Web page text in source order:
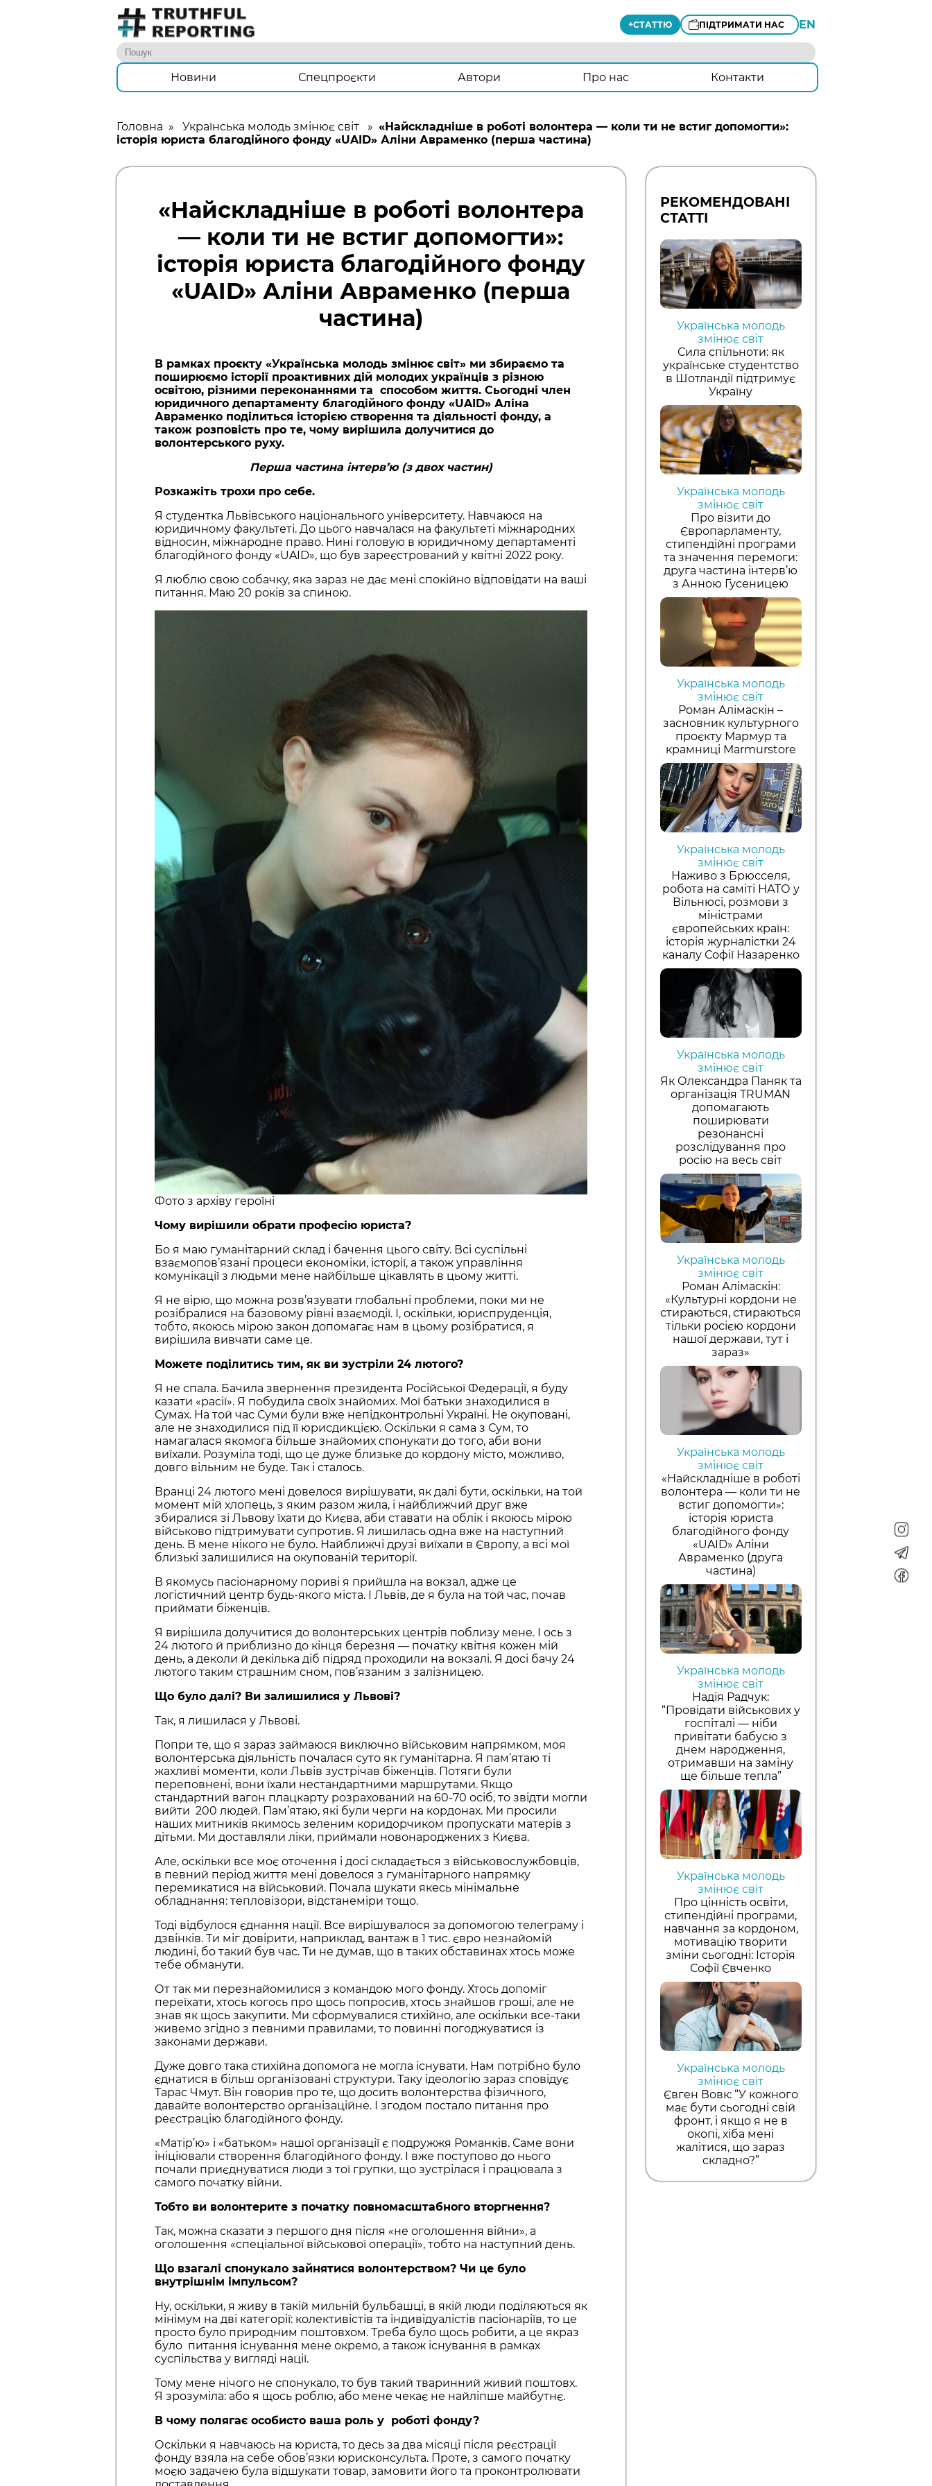
+СТАТТЮ ПІДТРИМАТИ НАС EN
Новини Спецпроєкти Автори Про нас Контакти
Головна » Українська молодь змінює світ » «Найскладніше в роботі волонтера — коли ти не встиг допомогти»:
історія юриста благодійного фонду «UAID» Аліни Авраменко (перша частина)
«Найскладніше в роботі волонтера
— коли ти не встиг допомогти»:
історія юриста благодійного фонду
«UAID» Аліни Авраменко (перша
частина)
В рамках проєкту «Українська молодь змінює світ» ми збираємо та
поширюємо історії проактивних дій молодих українців з різною
освітою, різними переконаннями та способом життя. Сьогодні член
юридичного департаменту благодійного фонду «UAID» Аліна
Авраменко поділиться історією створення та діяльності фонду, а
також розповість про те, чому вирішила долучитися до
волонтерського руху.
Перша частина інтерв’ю (з двох частин)
Розкажіть трохи про себе.
Я студентка Львівського національного університету. Навчаюся на
юридичному факультеті. До цього навчалася на факультеті міжнародних
відносин, міжнародне право. Нині головую в юридичному департаменті
благодійного фонду «UAID», що був зареєстрований у квітні 2022 року.
Я люблю свою собачку, яка зараз не дає мені спокійно відповідати на ваші
питання. Маю 20 років за спиною.
Фото з архіву героїні
Чому вирішили обрати професію юриста?
Бо я маю гуманітарний склад і бачення цього світу. Всі суспільні
взаємопов’язані процеси економіки, історії, а також управління
комунікації з людьми мене найбільше цікавлять в цьому житті.
Я не вірю, що можна розв’язувати глобальні проблеми, поки ми не
розібралися на базовому рівні взаємодії. І, оскільки, юриспруденція,
тобто, якоюсь мірою закон допомагає нам в цьому розібратися, я
вирішила вивчати саме це.
Можете поділитись тим, як ви зустріли 24 лютого?
Я не спала. Бачила звернення президента Російської Федерації, я буду
казати «расії». Я побудила своїх знайомих. Мої батьки знаходилися в
Сумах. На той час Суми були вже непідконтрольні Україні. Не окуповані,
але не знаходилися під її юрисдикцією. Оскільки я сама з Сум, то
намагалася якомога більше знайомих спонукати до того, аби вони
виїхали. Розуміла тоді, що це дуже близьке до кордону місто, можливо,
довго вільним не буде. Так і сталось.
Вранці 24 лютого мені довелося вирішувати, як далі бути, оскільки, на той
момент мій хлопець, з яким разом жила, і найближчий друг вже
збиралися зі Львову їхати до Києва, аби ставати на облік і якоюсь мірою
військово підтримувати супротив. Я лишилась одна вже на наступний
день. В мене нікого не було. Найближчі друзі виїхали в Європу, а всі мої
близькі залишилися на окупованій території.
В якомусь пасіонарному пориві я прийшла на вокзал, адже це
логістичний центр будь-якого міста. І Львів, де я була на той час, почав
приймати біженців.
Я вирішила долучитися до волонтерських центрів поблизу мене. І ось з
24 лютого й приблизно до кінця березня — початку квітня кожен мій
день, а деколи й декілька діб підряд проходили на вокзалі. Я досі бачу 24
лютого таким страшним сном, пов’язаним з залізницею.
Що було далі? Ви залишилися у Львові?
Так, я лишилася у Львові.
Попри те, що я зараз займаюся виключно військовим напрямком, моя
волонтерська діяльність почалася суто як гуманітарна. Я пам’ятаю ті
жахливі моменти, коли Львів зустрічав біженців. Потяги були
переповнені, вони їхали нестандартними маршрутами. Якщо
стандартний вагон плацкарту розрахований на 60-70 осіб, то звідти могли
вийти 200 людей. Пам’ятаю, які були черги на кордонах. Ми просили
наших митників якимось зеленим коридорчиком пропускати матерів з
дітьми. Ми доставляли ліки, приймали новонароджених з Києва.
Але, оскільки все моє оточення і досі складається з військовослужбовців,
в певний період життя мені довелося з гуманітарного напрямку
перемикатися на військовий. Почала шукати якесь мінімальне
обладнання: тепловізори, відстанеміри тощо.
Тоді відбулося єднання нації. Все вирішувалося за допомогою телеграму і
дзвінків. Ти міг довірити, наприклад, вантаж в 1 тис. євро незнайомій
людині, бо такий був час. Ти не думав, що в таких обставинах хтось може
тебе обманути.
От так ми перезнайомилися з командою мого фонду. Хтось допоміг
переїхати, хтось когось про щось попросив, хтось знайшов гроші, але не
знав як щось закупити. Ми сформувалися стихійно, але оскільки все-таки
живемо згідно з певними правилами, то повинні погоджуватися із
законами держави.
Дуже довго така стихійна допомога не могла існувати. Нам потрібно було
єднатися в більш організовані структури. Таку ідеологію зараз сповідує
Тарас Чмут. Він говорив про те, що досить волонтерства фізичного,
давайте волонтерство організаційне. І згодом постало питання про
реєстрацію благодійного фонду.
«Матір’ю» і «батьком» нашої організації є подружжя Романків. Саме вони
ініціювали створення благодійного фонду. І вже поступово до нього
почали приєднуватися люди з тої групки, що зустрілася і працювала з
самого початку війни.
Тобто ви волонтерите з початку повномасштабного вторгнення?
Так, можна сказати з першого дня після «не оголошення війни», а
оголошення «спеціальної військової операції», тобто на наступний день.
Що взагалі спонукало зайнятися волонтерством? Чи це було
внутрішнім імпульсом?
Ну, оскільки, я живу в такій мильній бульбашці, в якій люди поділяються як
мінімум на дві категорії: колективістів та індивідуалістів пасіонаріїв, то це
просто було природним поштовхом. Треба було щось робити, а це якраз
було питання існування мене окремо, а також існування в рамках
суспільства у вигляді нації.
Тому мене нічого не спонукало, то був такий тваринний живий поштовх.
Я зрозуміла: або я щось роблю, або мене чекає не найліпше майбутнє.
В чому полягає особисто ваша роль у роботі фонду?
Оскільки я навчаюсь на юриста, то десь за два місяці після реєстрації
фонду взяла на себе обов’язки юрисконсульта. Проте, з самого початку
моєю задачею була відшукати товар, замовити його та проконтролювати
РЕКОМЕНДОВАНІ
СТАТТІ
Українська молодь
змінює світ
Сила спільноти: як
українське студентство
в Шотландії підтримує
Україну
Українська молодь
змінює світ
Про візити до
Європарламенту,
стипендійні програми
та значення перемоги:
друга частина інтерв’ю
з Анною Гусеницею
Українська молодь
змінює світ
Роман Алімаскін –
засновник культурного
проєкту Мармур та
крамниці Marmurstore
Українська молодь
змінює світ
Наживо з Брюсселя,
робота на саміті НАТО у
Вільнюсі, розмови з
міністрами
європейських країн:
історія журналістки 24
каналу Софії Назаренко
Українська молодь
змінює світ
Як Олександра Паняк та
організація TRUMAN
допомагають
поширювати
резонансні
розслідування про
росію на весь світ
Українська молодь
змінює світ
Роман Алімаскін:
«Культурні кордони не
стираються, стираються
тільки росією кордони
нашої держави, тут і
зараз»
Українська молодь
змінює світ
«Найскладніше в роботі
волонтера — коли ти не
встиг допомогти»:
історія юриста
благодійного фонду
«UAID» Аліни
Авраменко (друга
частина)
Українська молодь
змінює світ
Надія Радчук:
“Провідати військових у
госпіталі — ніби
привітати бабусю з
днем народження,
отримавши на заміну
ще більше тепла”
Українська молодь
змінює світ
Про цінність освіти,
стипендійні програми,
навчання за кордоном,
мотивацію творити
зміни сьогодні: Історія
Софії Євченко
Українська молодь
змінює світ
Євген Вовк: “У кожного
має бути сьогодні свій
фронт, і якщо я не в
окопі, хіба мені
жалітися, що зараз
складно?”